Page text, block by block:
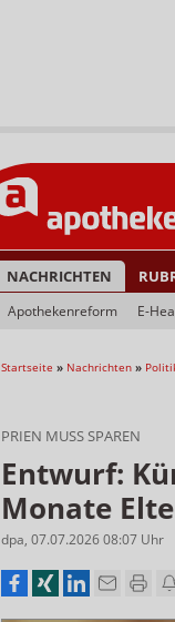
NACHRICHTEN
Apothekenreform E-
Startseite » Nachrichten »
PRIEN MUSS SPAREN
Entwurf:
Monate
dpa, 07.07.2026 08:07 Uhr